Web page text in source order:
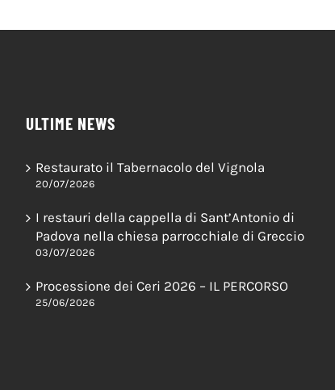
ULTIME NEWS
Restaurato il Tabernacolo del Vignola
20/07/2026
I restauri della cappella di Sant’Antonio di
Padova nella chiesa parrocchiale di Greccio
03/07/2026
Processione dei Ceri 2026 – IL PERCORSO
25/06/2026